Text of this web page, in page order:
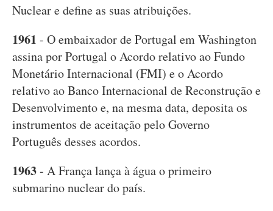
Nuclear e define as suas atribuições.
1961 - O embaixador de Portugal em Washington
assina por Portugal o Acordo relativo ao Fundo
Monetário Internacional (FMI) e o Acordo
relativo ao Banco Internacional de Reconstrução e
Desenvolvimento e, na mesma data, deposita os
instrumentos de aceitação pelo Governo
Português desses acordos.
1963- A França lança à água o primeiro
submarino nuclear do país.